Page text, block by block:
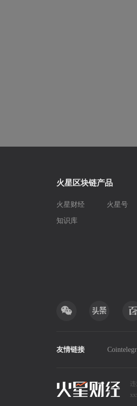
火星区块链产品
火星财经 火星号
知识库
友情链接